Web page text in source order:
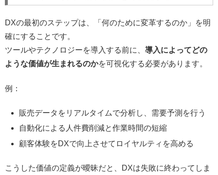
DXの最初のステップは、「何のために変革するのか」を明
確にすることです。
ツールやテクノロジーを導入する前に、 導入によってどの
ような価値が生まれるのかを可視化する必要があります。
例：
販売データをリアルタイムで分析し、需要予測を行う
自動化による人件費削減と作業時間の短縮
顧客体験をDXで向上させてロイヤルティを高める
こうした価値の定義が曖昧だと、DXは失敗に終わってしま